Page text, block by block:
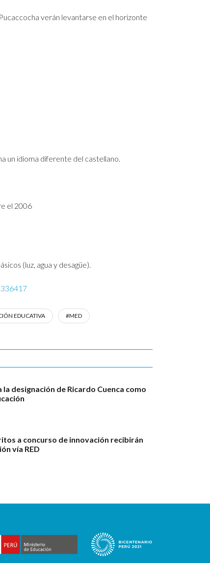
verán levantarse en el horizonte
un idioma diferente del castellano.
el 2006
(luz, agua y desagüe).
EDUCATIVA #MED
la designación de Ricardo Cuenca como
a concurso de innovación recibirán
vía RED